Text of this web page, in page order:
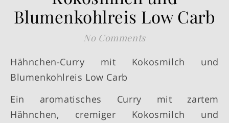
Blumenkohlreis Low Carb
No Comments
Hähnchen-Curry mit Kokosmilch und
Blumenkohlreis Low Carb
Ein aromatisches Curry mit zartem
Hähnchen, cremiger Kokosmilch und